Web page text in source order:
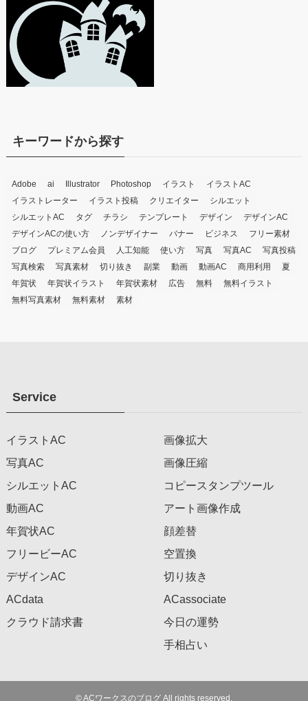
キーワードから探す
Adobe ai Illustrator Photoshop イラスト
イラストAC
イラストレーター
イラスト投稿 クリエイター
シルエット
シルエットAC
タグ チラシ テンプレート デザイン
デザインAC
デザインACの使い方
ノンデザイナー バナー ビジネス
フリー素材
ブログ
プレミアム会員 人工知能 使い方 写真 写真AC
写真投稿
写真検索
写真素材 切り抜き 副業 動画 動画AC 商用利用
夏
年賀状
年賀状イラスト 年賀状素材 広告 無料
無料イラスト
無料写真素材
無料素材 素材
Service
イラストAC
写真AC
シルエットAC
動画AC
年賀状AC
フリービーAC
デザインAC
ACdata
クラウド請求書
画像拡大
画像圧縮
コピースタンプツール
アート画像作成
顔差替
空置換
切り抜き
ACassociate
今日の運勢
手相占い
©ACワークスのブログ All rights reserved.